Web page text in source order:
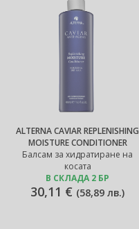
ALTERNA CAVIAR REPLENISHING
MOISTURE CONDITIONER
Балсам за хидратиране на
косата
В СКЛАДА 2 БР
30,11 € (58,89 лв.)